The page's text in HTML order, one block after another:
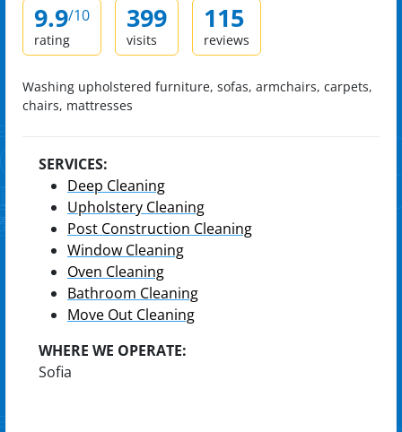
9.9/10
rating
399
visits
115
reviews
Washing upholstered furniture, sofas, armchairs, carpets,
chairs, mattresses
SERVICES:
Deep Cleaning
Upholstery Cleaning
Post Construction Cleaning
Window Cleaning
Oven Cleaning
Bathroom Cleaning
Move Out Cleaning
WHERE WE OPERATE:
Sofia